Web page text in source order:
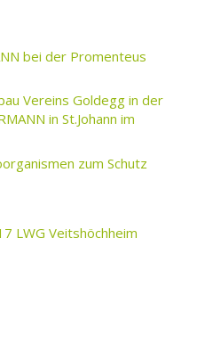
bei der Promenteus
Vereins Goldegg in der
in St.Johann im
zum Schutz
LWG Veitshöchheim